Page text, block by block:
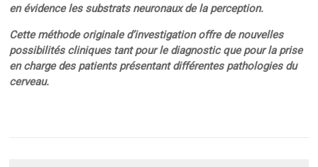
en évidence les substrats neuronaux de la perception.
Cette méthode originale d’investigation offre de nouvelles
possibilités cliniques tant pour le diagnostic que pour la prise
en charge des patients présentant différentes pathologies du
cerveau.